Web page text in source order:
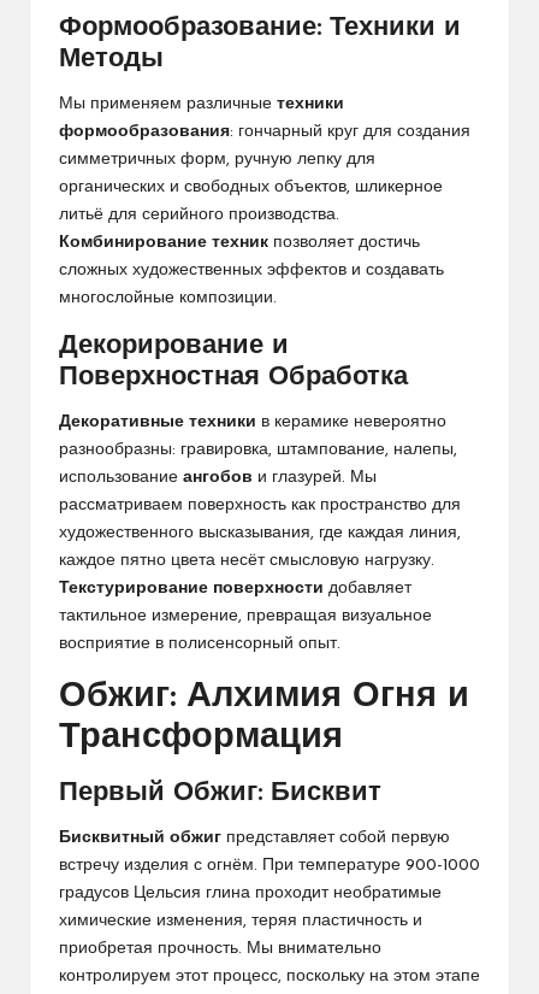
Формообразование: Техники и
Методы
Мы применяем различные техники
формообразования: гончарный круг для создания
симметричных форм, ручную лепку для
органических и свободных объектов, шликерное
литьё для серийного производства.
Комбинирование техник позволяет достичь
сложных художественных эффектов и создавать
многослойные композиции.
Декорирование и
Поверхностная Обработка
Декоративные техники в керамике невероятно
разнообразны: гравировка, штампование, налепы,
использование ангобов и глазурей. Мы
рассматриваем поверхность как пространство для
художественного высказывания, где каждая линия,
каждое пятно цвета несёт смысловую нагрузку.
Текстурирование поверхности добавляет
тактильное измерение, превращая визуальное
восприятие в полисенсорный опыт.
Обжиг: Алхимия Огня и
Трансформация
Первый Обжиг: Бисквит
Бисквитный обжиг представляет собой первую
встречу изделия с огнём. При температуре 900-1000
градусов Цельсия глина проходит необратимые
химические изменения, теряя пластичность и
приобретая прочность. Мы внимательно
контролируем этот процесс, поскольку на этом этапе